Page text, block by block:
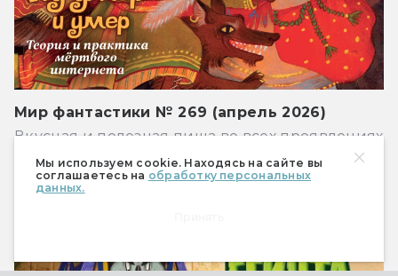
Мы используем cookie. Находясь на сайте вы
соглашаетесь на обработку персональных
данных.
Мир фантастики № 269 (апрель 2026)
Вкусная и полезная пища во всех проявлениях
РЕКЛАМА